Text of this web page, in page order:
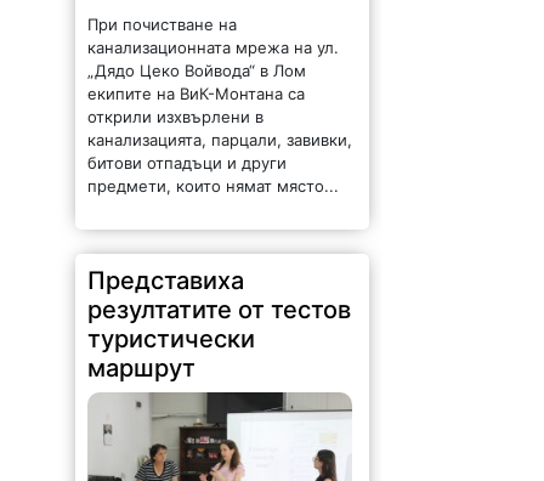
При почистване на
канализационната мрежа на ул.
„Дядо Цеко Войвода“ в Лом
екипите на ВиК-Монтана са
открили изхвърлени в
канализацията, парцали, завивки,
битови отпадъци и други
предмети, които нямат място...
Представиха
резултатите от тестов
туристически
маршрут